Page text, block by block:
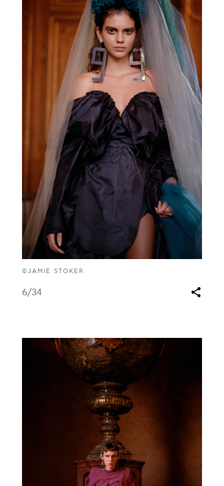
©JAMIE STOKER
6/34